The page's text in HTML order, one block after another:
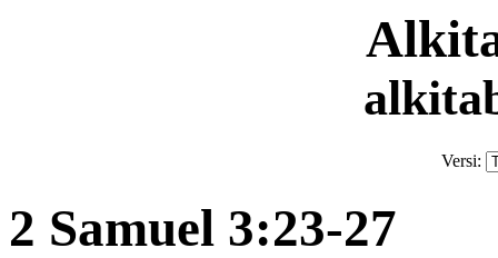
Versi:
2 Samuel 3:23-27